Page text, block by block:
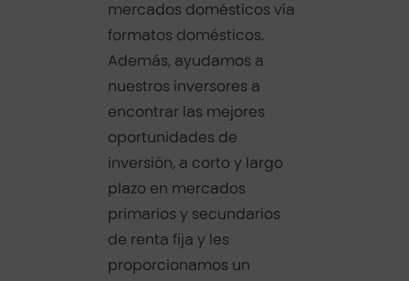
mercados domésticos vía
formatos domésticos.
Además, ayudamos a
nuestros inversores a
encontrar las mejores
oportunidades de
inversión, a corto y largo
plazo en mercados
primarios y secundarios
de renta fija y les
proporcionamos un